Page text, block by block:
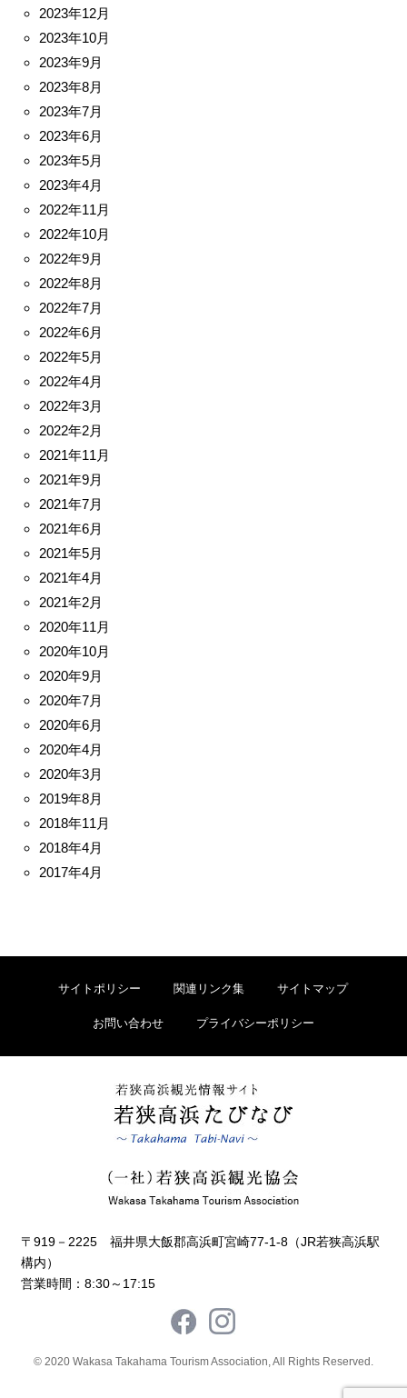
2023年12月
2023年10月
2023年9月
2023年8月
2023年7月
2023年6月
2023年5月
2023年4月
2022年11月
2022年10月
2022年9月
2022年8月
2022年7月
2022年6月
2022年5月
2022年4月
2022年3月
2022年2月
2021年11月
2021年9月
2021年7月
2021年6月
2021年5月
2021年4月
2021年2月
2020年11月
2020年10月
2020年9月
2020年7月
2020年6月
2020年4月
2020年3月
2019年8月
2018年11月
2018年4月
2017年4月
サイトポリシー 関連リンク集 サイトマップ
お問い合わせ プライバシーポリシー
〒919－2225 福井県大飯郡高浜町宮崎77-1-8（JR若狭高浜駅
構内）
営業時間：8:30～17:15
© 2020 Wakasa Takahama Tourism Association, All Rights Reserved.